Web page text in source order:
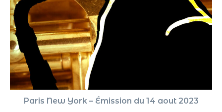
Paris New York – Émission du 14 aout 2023